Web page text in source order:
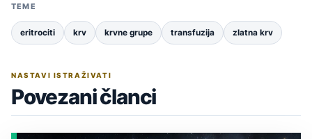
TEME
eritrociti krv krvne grupe transfuzija zlatna krv
NASTAVI ISTRAŽIVATI
Povezani članci